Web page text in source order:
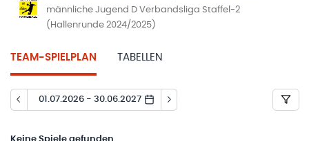
männliche Jugend D Verbandsliga Staffel-2
(Hallenrunde 2024/2025)
TEAM-SPIELPLAN TABELLEN
01.07.2026 - 30.06.2027